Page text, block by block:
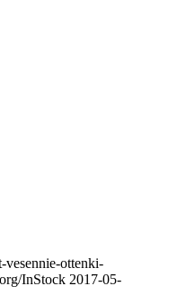
vesennie-ottenki-
InStock 2017-05-